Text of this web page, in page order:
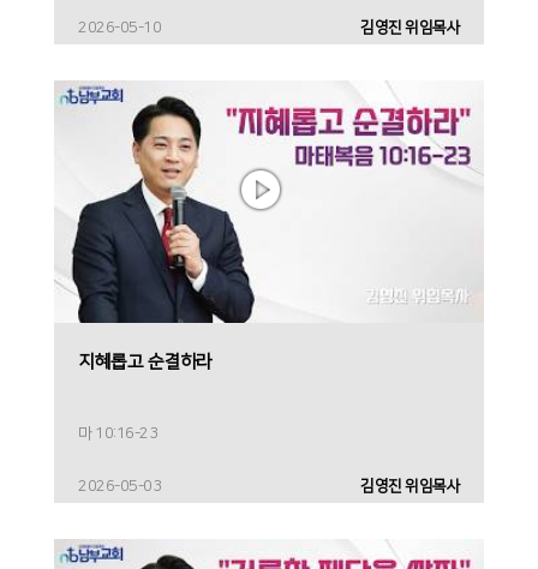
2026-05-10 김영진 위임목사
지혜롭고 순결하라
마 10:16-23
2026-05-03 김영진 위임목사